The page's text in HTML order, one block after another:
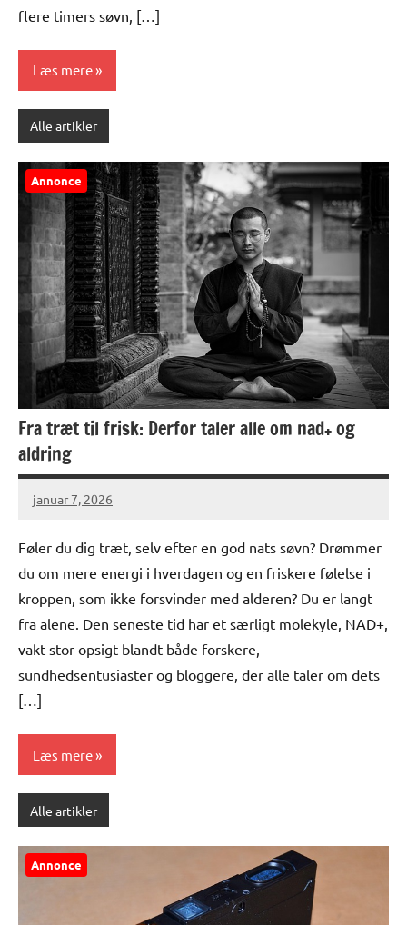
flere timers søvn, […]
Læs mere
Alle artikler
Annonce
Fra træt til frisk: Derfor taler alle om nad+ og
aldring
januar 7, 2026
Føler du dig træt, selv efter en god nats søvn? Drømmer
du om mere energi i hverdagen og en friskere følelse i
kroppen, som ikke forsvinder med alderen? Du er langt
fra alene. Den seneste tid har et særligt molekyle, NAD+,
vakt stor opsigt blandt både forskere,
sundhedsentusiaster og bloggere, der alle taler om dets
[…]
Læs mere
Alle artikler
Annonce